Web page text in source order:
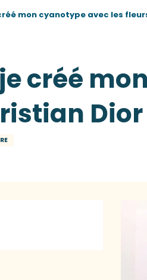
mon cyanotype avec les
créé
Dior